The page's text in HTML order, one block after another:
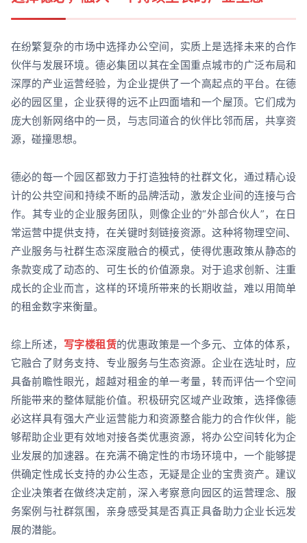
在纷繁复杂的市场中选择办公空间，实质上是选择未来的合作
伙伴与发展环境。德必集团以其在全国重点城市的广泛布局和
深厚的产业运营经验，为企业提供了一个高起点的平台。在德
必的园区里，企业获得的远不止四面墙和一个屋顶。它们成为
庞大创新网络中的一员，与志同道合的伙伴比邻而居，共享资
源，碰撞思想。
德必的每一个园区都致力于打造独特的社群文化，通过精心设
计的公共空间和持续不断的品牌活动，激发企业间的连接与合
作。其专业的企业服务团队，则像企业的“外部合伙人”，在日
常运营中提供支持，在关键时刻链接资源。这种将物理空间、
产业服务与社群生态深度融合的模式，使得优惠政策从静态的
条款变成了动态的、可生长的价值源泉。对于追求创新、注重
成长的企业而言，这样的环境所带来的长期收益，难以用简单
的租金数字来衡量。
综上所述， 写字楼租赁的优惠政策是一个多元、立体的体系，
它融合了财务支持、专业服务与生态资源。企业在选址时，应
具备前瞻性眼光，超越对租金的单一考量，转而评估一个空间
所能带来的整体赋能价值。积极研究区域产业政策，选择像德
必这样具有强大产业运营能力和资源整合能力的合作伙伴，能
够帮助企业更有效地对接各类优惠资源，将办公空间转化为企
业发展的加速器。在充满不确定性的市场环境中，一个能够提
供确定性成长支持的办公生态，无疑是企业的宝贵资产。建议
企业决策者在做终决定前，深入考察意向园区的运营理念、服
务案例与社群氛围，亲身感受其是否真正具备助力企业长远发
展的潜能。